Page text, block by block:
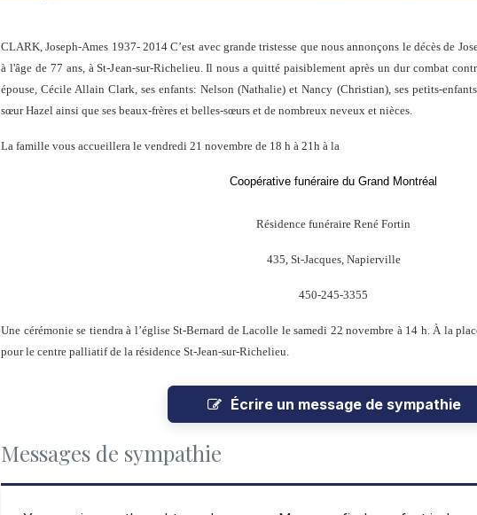
CLARK, Joseph-Ames 1937- 2014 C’est avec grande tristesse que nous annonçons le décès de
à l'âge de 77 ans, à St-Jean-sur-Richelieu. Il nous a quitté paisiblement après un dur combat
épouse, Cécile Allain Clark, ses enfants: Nelson (Nathalie) et Nancy (Christian), ses petits-
sœur Hazel ainsi que ses beaux-frères et belles-sœurs et de nombreux neveux et nièces.
La famille vous accueillera le vendredi 21 novembre de 18 h à 21h à la
Coopérative funéraire du Grand Montréal
Résidence funéraire René Fortin
435, St-Jacques, Napierville
450-245-3355
Une cérémonie se tiendra à l’église St-Bernard de Lacolle le samedi 22 novembre à 14 h. À la
pour le centre palliatif de la résidence St-Jean-sur-Richelieu.
Écrire un message de sympathie
Messages de sympathie